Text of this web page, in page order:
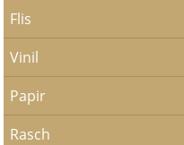
Flis
Vinil
Papir
Rasch